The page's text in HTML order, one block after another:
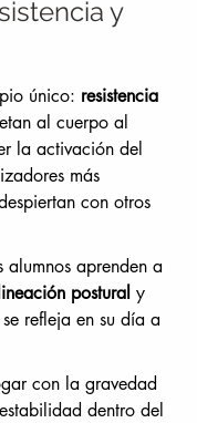
y
único: resistencia
al cuerpo al
la activación del
más
con otros
aprenden a
postural y
refleja en su día a
con la gravedad
dentro del